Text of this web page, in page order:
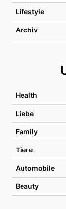
Lifestyle
Archiv
Health
Liebe
Family
Tiere
Automobile
Beauty